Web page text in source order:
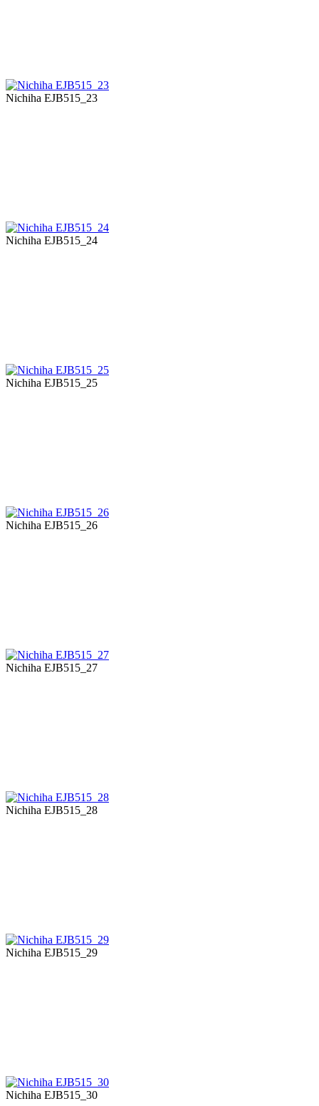
Nichiha EJB515_23
Nichiha EJB515_24
Nichiha EJB515_25
Nichiha EJB515_26
Nichiha EJB515_27
Nichiha EJB515_28
Nichiha EJB515_29
Nichiha EJB515_30